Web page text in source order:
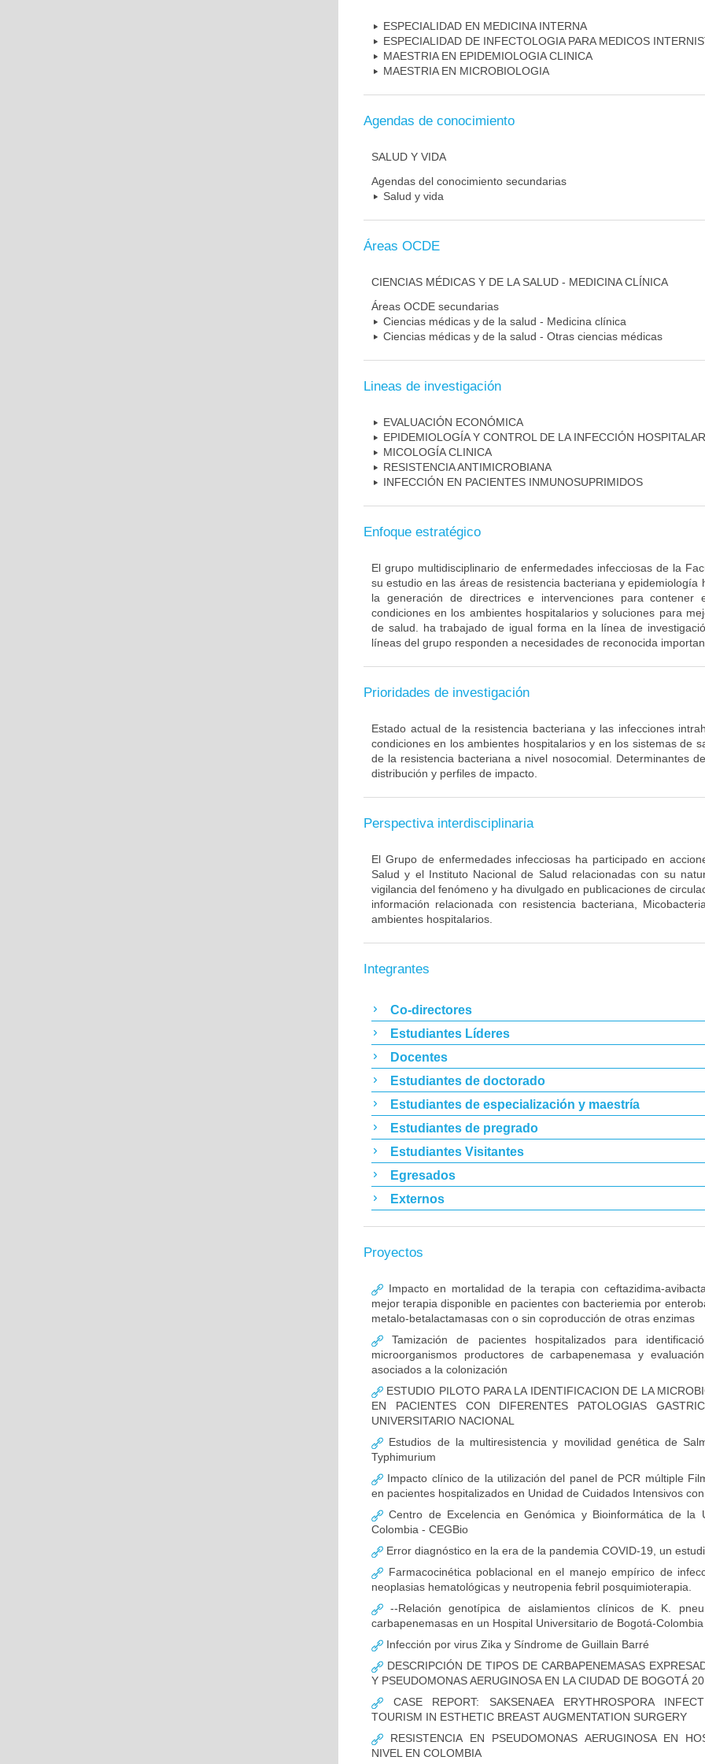
ESPECIALIDAD EN MEDICINA INTERNA
ESPECIALIDAD DE INFECTOLOGIA PARA MEDICOS
MAESTRIA EN EPIDEMIOLOGIA CLINICA
MAESTRIA EN MICROBIOLOGIA
Agendas de conocimiento
SALUD Y VIDA
Agendas del conocimiento secundarias
Salud y vida
Áreas OCDE
CIENCIAS MÉDICAS Y DE LA SALUD - MEDICINA CLÍNICA
Áreas OCDE secundarias
Ciencias médicas y de la salud - Medicina clínica
Ciencias médicas y de la salud - Otras ciencias médicas
Lineas de investigación
EVALUACIÓN ECONÓMICA
EPIDEMIOLOGÍA Y CONTROL DE LA INFECCIÓN
MICOLOGÍA CLINICA
RESISTENCIA ANTIMICROBIANA
INFECCIÓN EN PACIENTES INMUNOSUPRIMIDOS
Enfoque estratégico
El grupo multidisciplinario de enfermedades infecciosas de la
su estudio en las áreas de resistencia bacteriana y epidemiología
la generación de directrices e intervenciones para contener
condiciones en los ambientes hospitalarios y soluciones para
de salud. ha trabajado de igual forma en la línea de
líneas del grupo responden a necesidades de reconocida
Prioridades de investigación
Estado actual de la resistencia bacteriana y las infecciones
condiciones en los ambientes hospitalarios y en los sistemas de
de la resistencia bacteriana a nivel nosocomial. Determinantes
distribución y perfiles de impacto.
Perspectiva interdisciplinaria
El Grupo de enfermedades infecciosas ha participado en
Salud y el Instituto Nacional de Salud relacionadas con su
vigilancia del fenómeno y ha divulgado en publicaciones de
información relacionada con resistencia bacteriana,
ambientes hospitalarios.
Integrantes
Co-directores
Estudiantes Líderes
Docentes
Estudiantes de doctorado
Estudiantes de especialización y maestría
Estudiantes de pregrado
Estudiantes Visitantes
Egresados
Externos
Proyectos
Impacto en mortalidad de la terapia con ceftazidima-
mejor terapia disponible en pacientes con bacteriemia por
metalo-betalactamasas con o sin coproducción de otras enzimas
Tamización de pacientes hospitalizados para
microorganismos productores de carbapenemasa y
asociados a la colonización
ESTUDIO PILOTO PARA LA IDENTIFICACION DE LA
EN PACIENTES CON DIFERENTES PATOLOGIAS
UNIVERSITARIO NACIONAL
Estudios de la multiresistencia y movilidad genética de
Typhimurium
Impacto clínico de la utilización del panel de PCR múltiple
en pacientes hospitalizados en Unidad de Cuidados Intensivos
Centro de Excelencia en Genómica y Bioinformática de la
Colombia - CEGBio
Error diagnóstico en la era de la pandemia COVID-19, un
Farmacocinética poblacional en el manejo empírico de
neoplasias hematológicas y neutropenia febril posquimioterapia.
--Relación genotípica de aislamientos clínicos de K.
carbapenemasas en un Hospital Universitario de Bogotá-
Infección por virus Zika y Síndrome de Guillain Barré
DESCRIPCIÓN DE TIPOS DE CARBAPENEMASAS
Y PSEUDOMONAS AERUGINOSA EN LA CIUDAD DE BOGOTÁ
CASE REPORT: SAKSENAEA ERYTHROSPORA
TOURISM IN ESTHETIC BREAST AUGMENTATION SURGERY
RESISTENCIA EN PSEUDOMONAS AERUGINOSA EN
NIVEL EN COLOMBIA